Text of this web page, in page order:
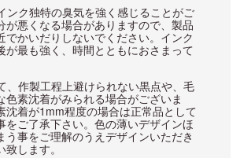
ンク独特の臭気を強く感じることがご
が悪くなる場合がありますので、製品
でかいだりしないでください。インク
が最も強く、時間とともにおさまって
、作製工程上避けられない黒点や、毛
色素沈着がみられる場合がございま
沈着が1mm程度の場合は正常品として
をご了承下さい。色の薄いデザインほ
う事をご理解のうえデザインいただき
します。